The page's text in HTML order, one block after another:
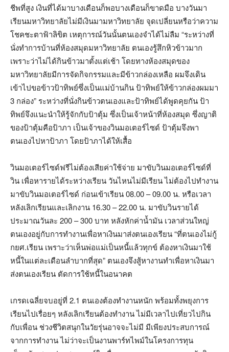
ชีพที่สูง เงินที่ได้มาบางเดือนก็พอบางเดือนก็ขาดมือ บางวันมา
เรียนมหาวิทยาลัยไม่มีเงินมามหาวิทยาลัย จุดเปลี่ยนหรือว่าความ
โชคชะตาฟ้าลิขิต เหตุการณ์วันนั้นตนเองจำได้ไม่ลืม “ระหว่างที่
นั่งทำการบ้านที่ห้องสมุดมหาวิทยาลัย ตนเองรู้สึกหิวข้าวมาก
เพราะว่าไม่ได้กินข้าวมาตั้งแต่เช้า โดยทางห้องสมุดของ
มหาวิทยาลัยมีการจัดกิจกรรมและมีข้าวกล่องเหลือ ผมจึงเดิน
เข้าไปขอข้าวป้าทิพย์ซึ่งเป็นแม่บ้านกิน ป้าทิพย์ให้ข้าวกล่องผมมา
3 กล่อง” ระหว่างที่นั่งกินข้าวตนเองและป้าทิพย์ได้พูดคุยกัน ป้า
ทิพย์จึงแนะนำให้รู้จักกับป้าตุ้ม ซึ่งเป็นเจ้าหน้าที่ห้องสมุด ซึ่งญาติ
ของป้าตุ้มคือป้าภา เป็นเจ้าของวินมอเตอร์ไซด์ ป้าตุ้มจึงพา
ตนเองไปหาป้าภา โดยป้าภาได้ให้เสื้อ
วินมอเตอร์ไซด์ฟรีไม่ต้องเสียค่าใช้จ่าย มาขับวินมอเตอร์ไซด์ที่
วิน เพื่อหารายได้ระหว่างเรียน วันไหนไม่มีเรียน ไม่ต้องไปทำงาน
มาขับวินมอเตอร์ไซด์ ก่อนเข้าเรียน 08.00 – 09.00 น. หรือเวลา
หลังเลิกเรียนและเลิกงาน 16.30 – 22.00 น. มาขับวินรายได้
ประมาณวันละ 200 – 300 บาท หลังหักค่าน้ำมัน เวลาส่วนใหญ่
ตนเองอยู่กับการทำงานเพื่อหาเงินมาส่งตนเองเรียน “ที่ตนเองไม่กู้
กยศ.เรียน เพราะว่าเห็นพ่อแม่เป็นหนี้แล้วทุกข์ ต้องหาเงินมาใช้
หนี้ในแต่ละเดือนลำบากที่สุด” ตนเองจึงสู้หางานทำเพื่อหาเงินมา
ส่งตนเองเรียน ตัดการใช้หนี้ในอนาคต
เกรดเฉลี่ยจบอยู่ที่ 2.1 ตนเองต้องทำงานหนัก พร้อมทั้งพยุงการ
เรียนไปเรื่อยๆ หลังเลิกเรียนต้องทำงาน ไม่มีเวลาไปเที่ยวไปกิน
กับเพื่อน ช่วงชีวิตสนุกในวัยรุ่นอาจจะไม่มี มีเพียงประสบการณ์
จากการทำงาน ไม่ว่าจะเป็นงานพาร์ทไพม์ในโครงการทุน